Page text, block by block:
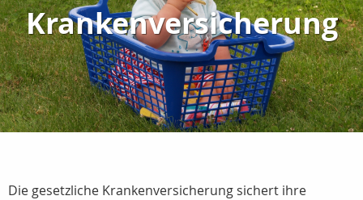
Krankenversicherung
Die gesetzliche Krankenversicherung sichert ihre